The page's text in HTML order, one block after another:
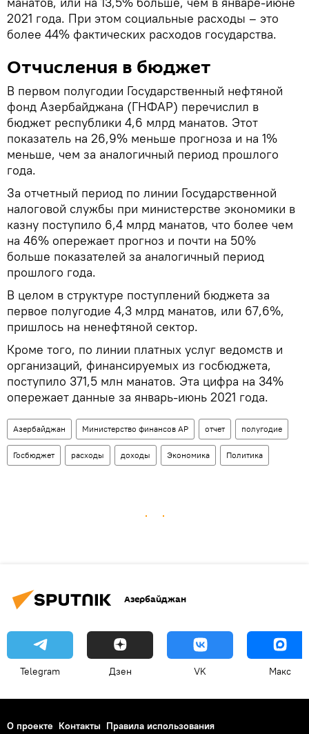
2021 года. При этом социальные расходы – это
более 44% фактических расходов государства.
Отчисления в бюджет
В первом полугодии Государственный нефтяной
фонд Азербайджана (ГНФАР) перечислил в
бюджет республики 4,6 млрд манатов. Этот
показатель на 26,9% меньше прогноза и на 1%
меньше, чем за аналогичный период прошлого
года.
За отчетный период по линии Государственной
налоговой службы при министерстве экономики в
казну поступило 6,4 млрд манатов, что более чем
на 46% опережает прогноз и почти на 50%
больше показателей за аналогичный период
прошлого года.
В целом в структуре поступлений бюджета за
первое полугодие 4,3 млрд манатов, или 67,6%,
пришлось на ненефтяной сектор.
Кроме того, по линии платных услуг ведомств и
организаций, финансируемых из госбюджета,
поступило 371,5 млн манатов. Эта цифра на 34%
опережает данные за январь-июнь 2021 года.
Азербайджан Министерство финансов АР отчет полугодие
Госбюджет расходы доходы Экономика Политика
Азербайджан
Telegram Дзен VK Макс
О проекте Контакты Правила использования